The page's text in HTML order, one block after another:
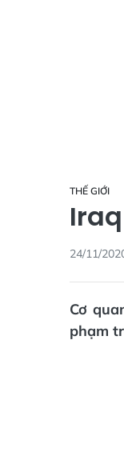
THẾ GIỚI
24/11/
Cơ
phạm